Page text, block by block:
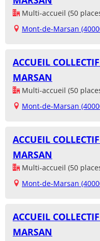
Multi-accueil (50
Mont-de-Marsan
ACCUEIL
MARSAN
Multi-accueil (50
Mont-de-Marsan
ACCUEIL
MARSAN
Multi-accueil (50
Mont-de-Marsan
ACCUEIL
MARSAN